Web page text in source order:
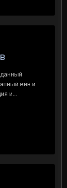
вин и
и...